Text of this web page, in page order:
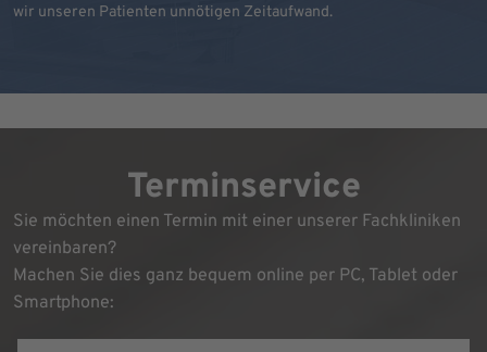
wir unseren Patienten unnötigen Zeitaufwand.
Terminservice
Sie möchten einen Termin mit einer unserer Fachkliniken
vereinbaren?
Machen Sie dies ganz bequem online per PC, Tablet oder
Smartphone: